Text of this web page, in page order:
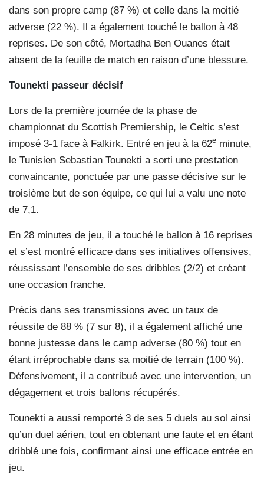
dans son propre camp (87 %) et celle dans la moitié
adverse (22 %). Il a également touché le ballon à 48
reprises. De son côté, Mortadha Ben Ouanes était
absent de la feuille de match en raison d’une blessure.
Tounekti passeur décisif
Lors de la première journée de la phase de
championnat du Scottish Premiership, le Celtic s’est
imposé 3-1 face à Falkirk. Entré en jeu à la 62e minute,
le Tunisien Sebastian Tounekti a sorti une prestation
convaincante, ponctuée par une passe décisive sur le
troisième but de son équipe, ce qui lui a valu une note
de 7,1.
En 28 minutes de jeu, il a touché le ballon à 16 reprises
et s’est montré efficace dans ses initiatives offensives,
réussissant l’ensemble de ses dribbles (2/2) et créant
une occasion franche.
Précis dans ses transmissions avec un taux de
réussite de 88 % (7 sur 8), il a également affiché une
bonne justesse dans le camp adverse (80 %) tout en
étant irréprochable dans sa moitié de terrain (100 %).
Défensivement, il a contribué avec une intervention, un
dégagement et trois ballons récupérés.
Tounekti a aussi remporté 3 de ses 5 duels au sol ainsi
qu’un duel aérien, tout en obtenant une faute et en étant
dribblé une fois, confirmant ainsi une efficace entrée en
jeu.